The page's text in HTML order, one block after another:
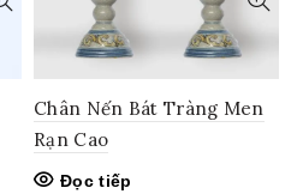
Chân Nến Bát Tràng Men
Rạn Cao
Đọc tiếp